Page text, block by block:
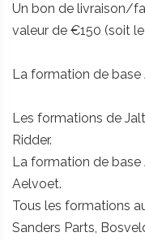
Un bon de livraison/
valeur de €150 (soit
La formation de
Les formations de
Ridder.
La formation de base
Aelvoet.
Tous les formations
Sanders Parts,